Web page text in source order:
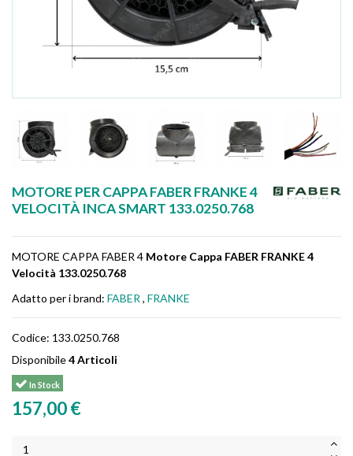
MOTORE PER CAPPA FABER FRANKE 4
VELOCITÀ INCA SMART 133.0250.768
MOTORE CAPPA FABER 4 Motore Cappa FABER FRANKE 4
Velocità 133.0250.768
Adatto per i brand: FABER , FRANKE
Codice: 133.0250.768
Disponibile4 Articoli
In Stock
157,00 €